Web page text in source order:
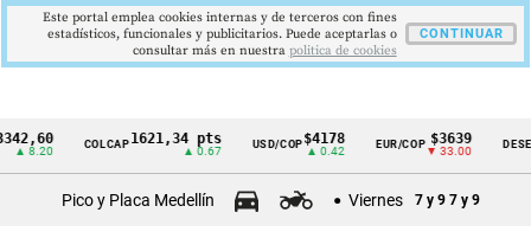
Cintillo
COLCAP1621,34 pts USD/COP$4178
▲ 0.42
EUR/COP $3639
▼ 33.00
Pico y Placa Medellín Viernes 7 y 9 7 y 9
Este portal emplea cookies internas y de terceros con fines
estadísticos, funcionales y publicitarios. Puede aceptarlas o
consultar más en nuestra politica de cookies
CONTINUAR